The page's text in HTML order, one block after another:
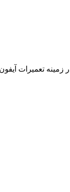
زمینه تعمیرات